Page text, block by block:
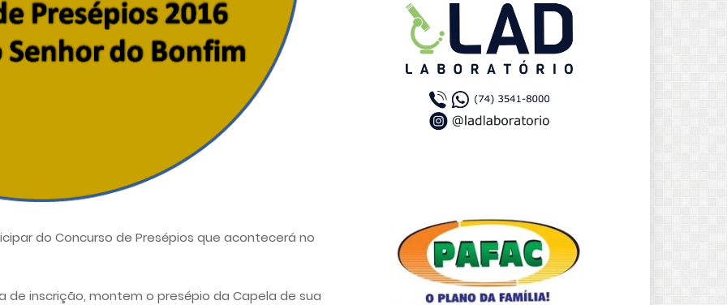
do Concurso de Presépios que acontecerá no
de inscrição, montem o presépio da Capela de sua